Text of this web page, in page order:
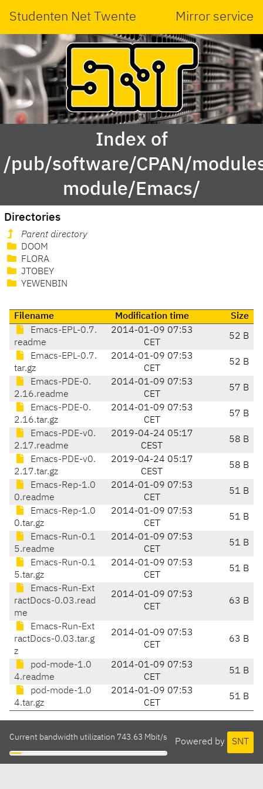
Studenten Net Twente Mirror service
Index of
/pub/software/CPAN/
module/Emacs/
Directories
Parent directory
DOOM
FLORA
JTOBEY
YEWENBIN
Filename Modification time
Size
Emacs-EPL-0.7.
readme
2014-01-09 07:53
CET
52 B
Emacs-EPL-0.7.
tar.gz
2014-01-09 07:53
CET
52 B
Emacs-PDE-0.
2.16.readme
2014-01-09 07:53
CET
57 B
Emacs-PDE-0.
2.16.tar.gz
2014-01-09 07:53
CET
57 B
Emacs-PDE-v0.
2.17.readme
2019-04-24 05:17
CEST
58 B
Emacs-PDE-v0.
2.17.tar.gz
2019-04-24 05:17
CEST
58 B
Emacs-Rep-1.0
0.readme
2014-01-09 07:53
CET
51 B
Emacs-Rep-1.0
0.tar.gz
2014-01-09 07:53
CET
51 B
Emacs-Run-0.1
5.readme
2014-01-09 07:53
CET
51 B
Emacs-Run-0.1
5.tar.gz
2014-01-09 07:53
CET
51 B
Emacs-Run-Ext
ractDocs-0.03.read
me
2014-01-09 07:53
CET
63 B
Emacs-Run-Ext
ractDocs-0.03.tar.g
z
2014-01-09 07:53
CET
63 B
pod-mode-1.0
4.readme
2014-01-09 07:53
CET
51 B
pod-mode-1.0
4.tar.gz
2014-01-09 07:53
CET
51 B
Powered by SNT
Current bandwidth utilization 743.63 Mbit/s